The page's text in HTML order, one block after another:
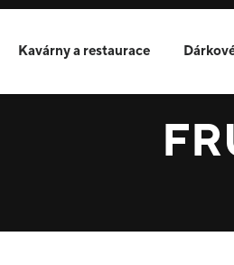
Kavárny a restaurace